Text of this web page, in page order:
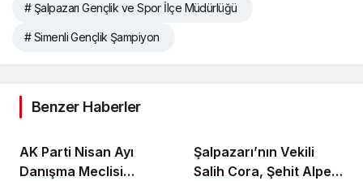
e
m
e
# Şalpazarı Gençlik ve Spor İlçe Müdürlüğü
# Simenli Gençlik Şampiyon
Benzer Haberler
AK Parti Nisan Ayı
Danışma Meclisi
Şalpazarı’nın Vekili
Salih Cora, Şehit Alper